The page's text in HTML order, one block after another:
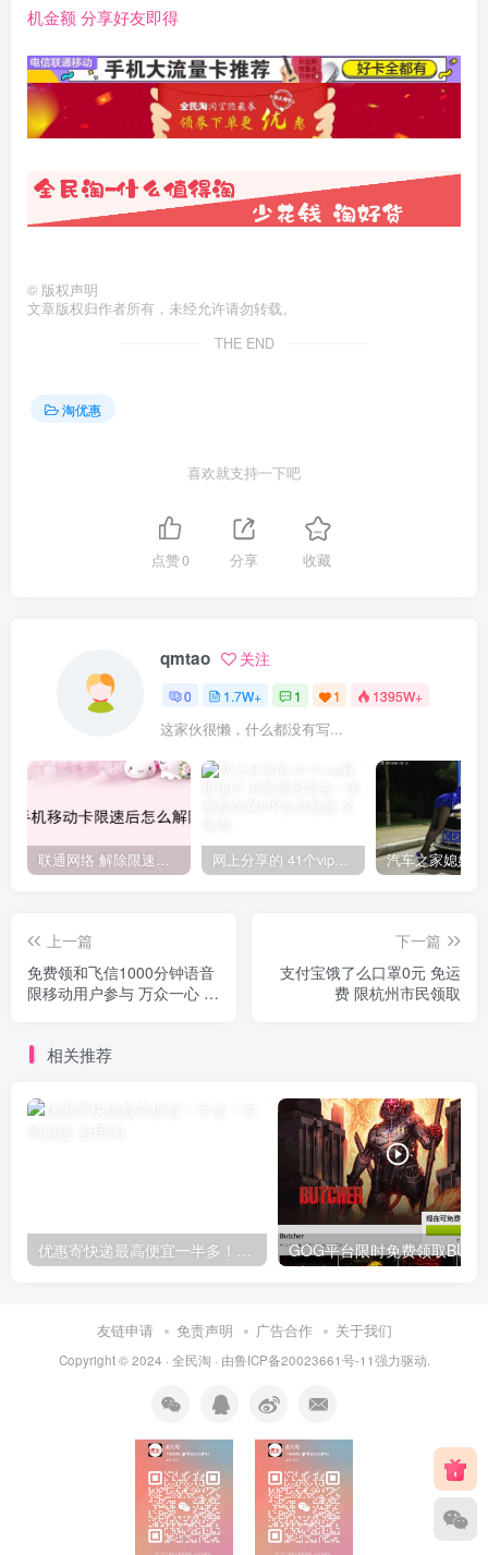
机金额 分享好友即得
© 版权声明
文章版权归作者所有，未经允许请勿转载。
THE END
淘优惠
喜欢就支持一下吧
点赞0 分享 收藏
qmtao 关注
0 1.7W+ 1 1 1395W+
这家伙很懒，什么都没有写...
联通网络 解除限速方法参考！畅享、畅玩、老白干等及其它地区自测了 网上分享的 41个vip解析接口 有需要的拿去~ 免费看全网VIP会员视频
上一篇
免费领和飞信1000分钟语音
限移动用户参与 万众一心 战
下一篇
支付宝饿了么口罩0元 免运
费 限杭州市民领取
相关推荐
优惠寄快递最高便宜一半多！白鸽惠递
友链申请 免责声明 广告合作 关于我们
Copyright © 2024 · 全民淘 · 由鲁ICP备20023661号-11强力驱动.